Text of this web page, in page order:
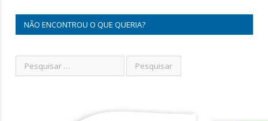
NÃO ENCONTROU O QUE QUERIA?